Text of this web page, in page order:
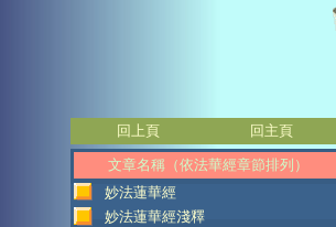
回上頁 回主頁
文章名稱（依法華經章節排列）
妙法蓮華經
妙法蓮華經淺釋